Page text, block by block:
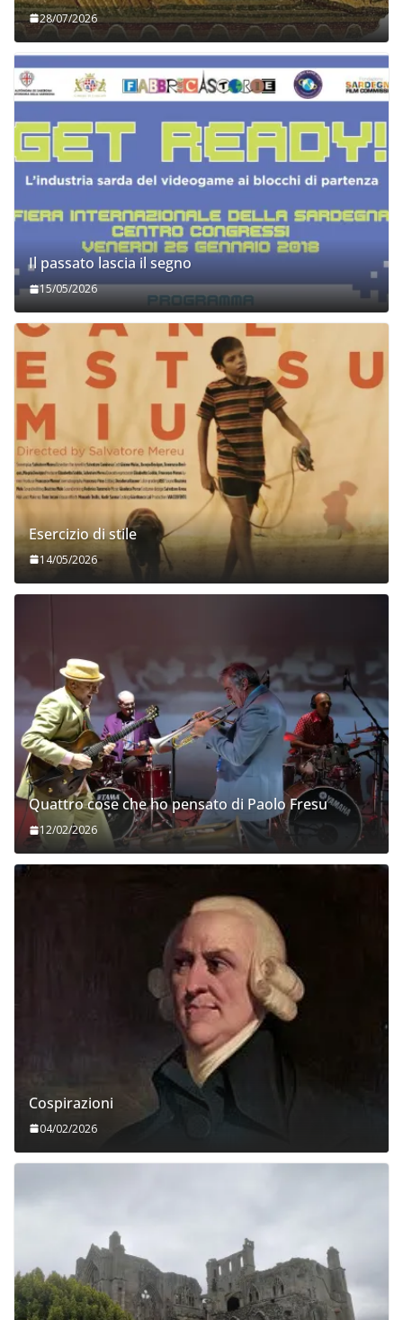
28/07/2026
Il passato lascia il segno
15/05/2026
Esercizio di stile
14/05/2026
Quattro cose che ho pensato di Paolo Fresu
12/02/2026
Cospirazioni
04/02/2026